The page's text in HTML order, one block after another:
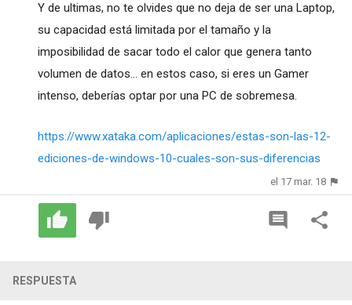
Y de ultimas, no te olvides que no deja de ser una Laptop,
su capacidad está limitada por el tamaño y la
imposibilidad de sacar todo el calor que genera tanto
volumen de datos... en estos caso, si eres un Gamer
intenso, deberías optar por una PC de sobremesa.
https://www.xataka.com/aplicaciones/estas-son-las-12-
ediciones-de-windows-10-cuales-son-sus-diferencias
el 17 mar. 18
RESPUESTA